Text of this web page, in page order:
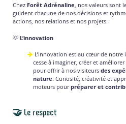
Chez Forêt Adrénaline , nos valeurs sont
guident chacune de nos décisions et
actions, nos relations et nos projets.
💡 L’innovation
L’innovation est au cœur de notre
cesse à imaginer, créer et
pour offrir à nos visiteurs des
nature. Curiosité, créativité et
moteurs pourpréparer et
🤝 Le respect